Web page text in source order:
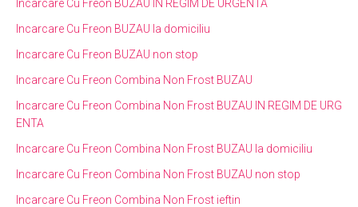
Incarcare Cu Freon BUZAU IN REGIM DE URGENTA
Incarcare Cu Freon BUZAU la domiciliu
Incarcare Cu Freon BUZAU non stop
Incarcare Cu Freon Combina Non Frost BUZAU
Incarcare Cu Freon Combina Non Frost BUZAU IN REGIM DE URG
ENTA
Incarcare Cu Freon Combina Non Frost BUZAU la domiciliu
Incarcare Cu Freon Combina Non Frost BUZAU non stop
Incarcare Cu Freon Combina Non Frost ieftin